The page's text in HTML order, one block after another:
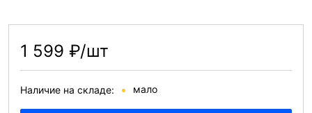
1 599 ₽/шт
Наличие на складе: мало